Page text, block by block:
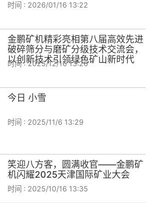
时间 : 2026/01/16 13:22
金鹏矿机精彩亮相第八届高效先进
破碎筛分与磨矿分级技术交流会，
以创新技术引领绿色矿山新时代
时间 :2025/12/16 13:26
今日 小雪
时间 : 2025/11/6 13:29
笑迎八方客，圆满收官——金鹏矿
机闪耀2025天津国际矿业大会
时间 : 2025/10/16 13:35